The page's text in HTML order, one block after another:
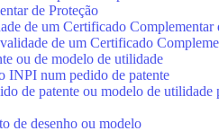
de Proteção
de um Certificado Complementar
de um Certificado
ou de modelo de utilidade
INPI num pedido de patente
de patente ou modelo de
de desenho ou modelo